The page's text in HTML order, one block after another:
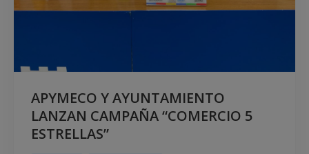
APYMECO Y AYUNTAMIENTO
LANZAN CAMPAÑA “COMERCIO 5
ESTRELLAS”